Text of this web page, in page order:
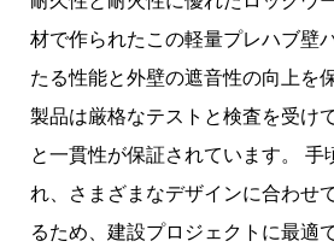
材で作られたこの軽量プレハブ壁
たる性能と外壁の遮音性の向上を
製品は厳格なテストと検査を受け
と一貫性が保証されています。 手
れ、さまざまなデザインに合わせ
るため、建設プロジェクトに最適で